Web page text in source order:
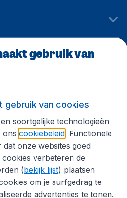
gebruik van
gebruik van cookies
soortgelijke technologieën
ons cookiebeleid . Functionele
onze websites goed
verbeteren de
(bekijk lijst) plaatsen
om je surfgedrag te
advertenties te tonen.